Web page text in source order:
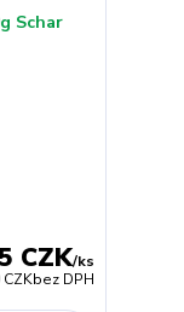
CZK/ks
CZKbez DPH